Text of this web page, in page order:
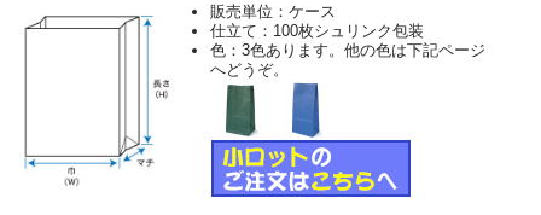
販売単位：ケース
仕立て：100枚シュリンク包装
色：3色あります。他の色は下記ページ
へどうぞ。